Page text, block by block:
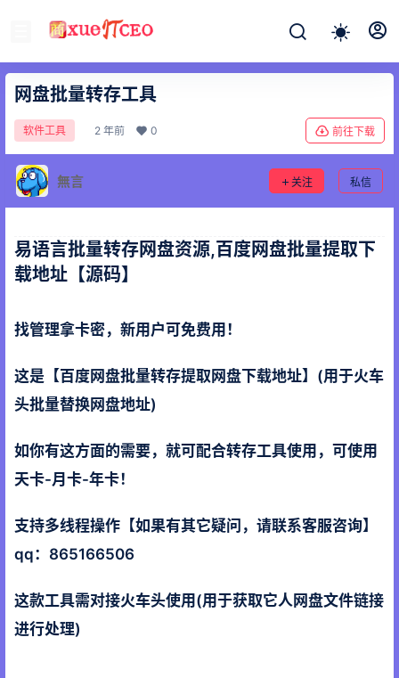
网盘批量转存工具
软件工具 2 年前 0 前往下载
無言 关注 私信
易语言批量转存网盘资源,百度网盘批量提取下
载地址【源码】
找管理拿卡密，新用户可免费用！
这是【百度网盘批量转存提取网盘下载地址】(用于火车
头批量替换网盘地址)
如你有这方面的需要，就可配合转存工具使用，可使用
天卡-月卡-年卡！
支持多线程操作【如果有其它疑问，请联系客服咨询】
qq：865166506
这款工具需对接火车头使用(用于获取它人网盘文件链接
进行处理)